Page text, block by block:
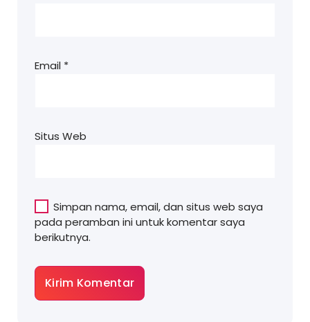
Email *
Situs Web
Simpan nama, email, dan situs web saya
pada peramban ini untuk komentar saya
berikutnya.